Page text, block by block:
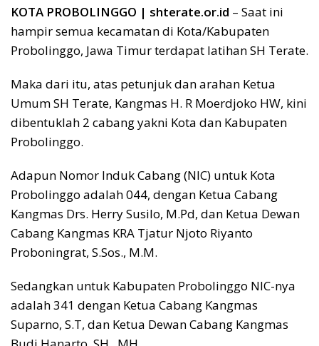
KOTA PROBOLINGGO | shterate.or.id – Saat ini
hampir semua kecamatan di Kota/Kabupaten
Probolinggo, Jawa Timur terdapat latihan SH Terate.
Maka dari itu, atas petunjuk dan arahan Ketua
Umum SH Terate, Kangmas H. R Moerdjoko HW, kini
dibentuklah 2 cabang yakni Kota dan Kabupaten
Probolinggo.
Adapun Nomor Induk Cabang (NIC) untuk Kota
Probolinggo adalah 044, dengan Ketua Cabang
Kangmas Drs. Herry Susilo, M.Pd, dan Ketua Dewan
Cabang Kangmas KRA Tjatur Njoto Riyanto
Proboningrat, S.Sos., M.M.
Sedangkan untuk Kabupaten Probolinggo NIC-nya
adalah 341 dengan Ketua Cabang Kangmas
Suparno, S.T, dan Ketua Dewan Cabang Kangmas